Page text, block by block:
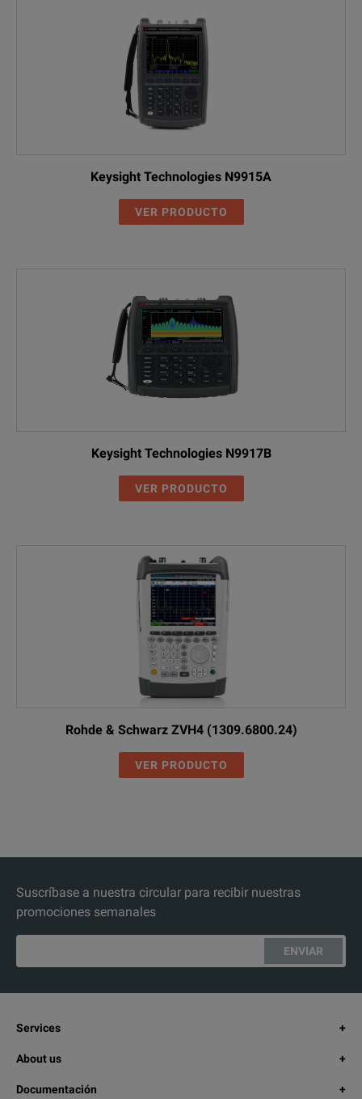
Keysight Technologies N9915A
VER PRODUCTO
Keysight Technologies N9917B
VER PRODUCTO
Rohde & Schwarz ZVH4 (1309.6800.24)
VER PRODUCTO
Suscríbase a nuestra circular para recibir nuestras
promociones semanales
ENVIAR
Services
About us
Documentación